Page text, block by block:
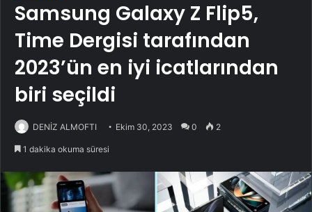
Samsung Galaxy Z Flip5,
Time Dergisi tarafından
2023’ün en iyi icatlarından
biri seçildi
DENİZ ALMOFTI Ekim 30, 2023 0 2
1 dakika okuma süresi